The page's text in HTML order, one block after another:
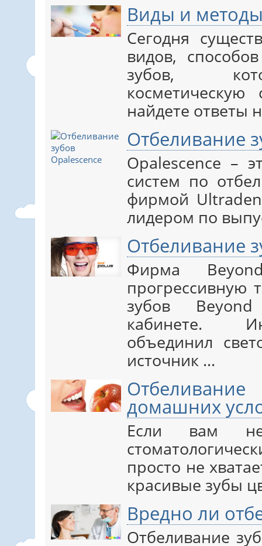
Виды и
Сегодня
видов,
зубов,
найдете ответы
Отбеливание
Opalescence –
систем по
фирмой
лидером по
Отбеливание
Фирма
прогрессивную
зубов
кабинете.
объединил
источник ...
домашних
Если вам не
просто не
красивые зубы
Вредно ли
Отбеливание